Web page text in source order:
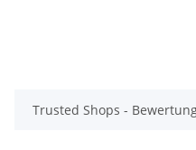
Trusted Shops -